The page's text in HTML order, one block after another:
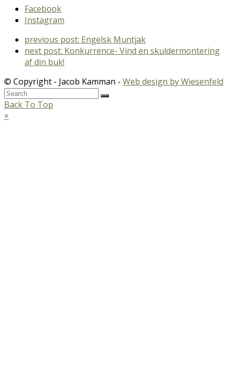
Facebook
Instagram
previous post: Engelsk Muntjak
next post: Konkurrence- Vind en skuldermontering
af din buk!
© Copyright - Jacob Kamman - Web design by Wiesenfeld
Back To Top
×